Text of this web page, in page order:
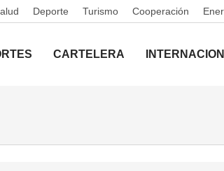
Deporte Turismo Cooperación
CARTELERA